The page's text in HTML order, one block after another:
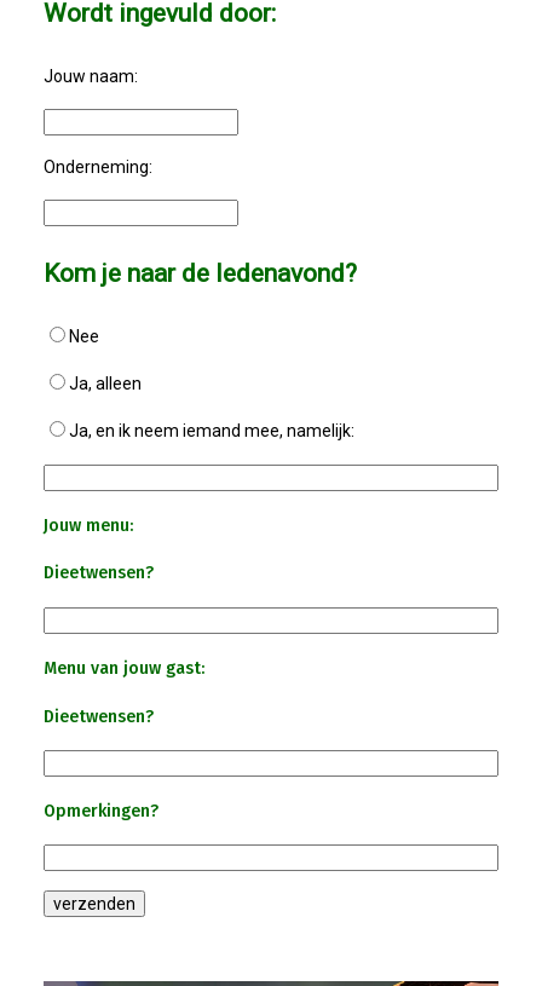
Wordt ingevuld door:
Jouw naam:
Onderneming:
Kom je naar de ledenavond?
Nee
Ja, alleen
Ja, en ik neem iemand mee, namelijk:
Jouw menu:
Dieetwensen?
Menu van jouw gast:
Dieetwensen?
Opmerkingen?